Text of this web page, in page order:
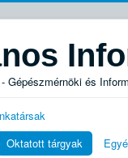
Gépészmérnöki és
Oktatott tárgyak